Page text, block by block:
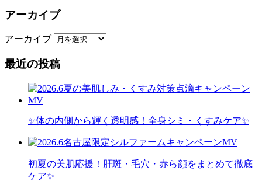
アーカイブ
アーカイブ
最近の投稿
✨体の内側から輝く透明感！全身シミ・くすみケア✨
初夏の美肌応援！肝斑・毛穴・赤ら顔をまとめて徹底
ケア✨